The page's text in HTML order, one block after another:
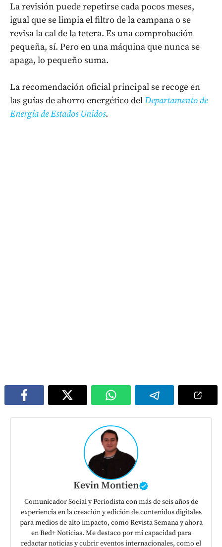
La revisión puede repetirse cada pocos meses,
igual que se limpia el filtro de la campana o se
revisa la cal de la tetera. Es una comprobación
pequeña, sí. Pero en una máquina que nunca se
apaga, lo pequeño suma.
La recomendación oficial principal se recoge en
las guías de ahorro energético delDepartamento de
Energía de Estados Unidos.
Kevin Montien
Comunicador Social y Periodista con más de seis años de
experiencia en la creación y edición de contenidos digitales
para medios de alto impacto, como Revista Semana y ahora
en Red+ Noticias. Me destaco por mi capacidad para
redactar noticias y cubrir eventos internacionales, como el